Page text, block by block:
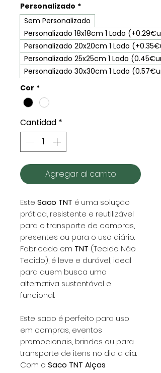
Personalizado *
Sem Personalizado
Personalizado 18x18cm 1 Lado
Personalizado 20x20cm 1 Lado
Personalizado 25x25cm 1 Lado
Personalizado 30x30cm 1 Lado
Cor *
Cantidad *
Agregar al carrito
Este Saco TNT é uma solução
prática, resistente e reutilizável
para o transporte de compras,
presentes ou para o uso diário.
Fabricado em TNT (Tecido Não
Tecido), é leve e durável, ideal
para quem busca uma
alternativa sustentável e
funcional.
Este saco é perfeito para uso
em compras, eventos
promocionais, brindes ou para
transporte de itens no dia a dia.
Com o Saco TNT Alças